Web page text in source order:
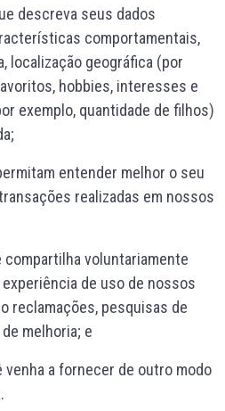
descreva seus dados
comportamentais,
localização geográfica (por
hobbies, interesses e
exemplo, quantidade de filhos)
entender melhor o seu
realizadas em nossos
voluntariamente
experiência de uso de nossos
reclamações, pesquisas de
melhoria; e
a fornecer de outro modo